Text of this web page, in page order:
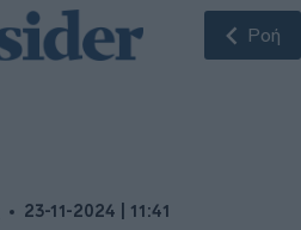
Ροή
23-11-2024 | 11:41